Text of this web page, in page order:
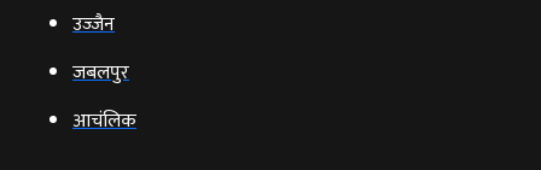
उज्‍जैन
जबलपुर
आचंलिक